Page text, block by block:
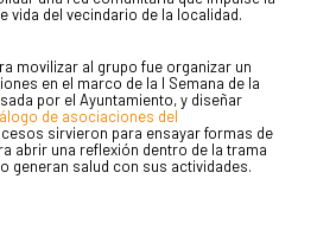
vida del vecindario de la localidad.
movilizar al grupo fue organizar un
en el marco de la I Semana de la
por el Ayuntamiento, y diseñar
de asociaciones del
sirvieron para ensayar formas de
abrir una reflexión dentro de la trama
generan salud con sus actividades.